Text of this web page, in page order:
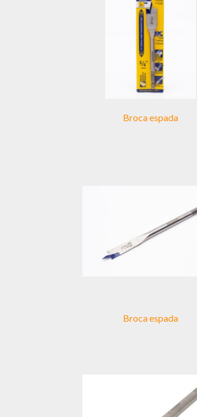
Broca espada
Broca espada